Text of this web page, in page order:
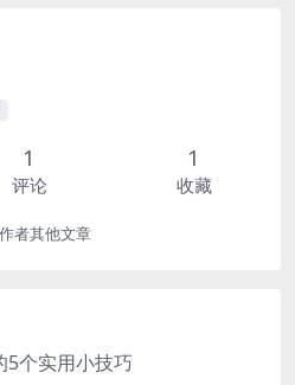
1
评论
1
收藏
者其他文章
5个实用小技巧